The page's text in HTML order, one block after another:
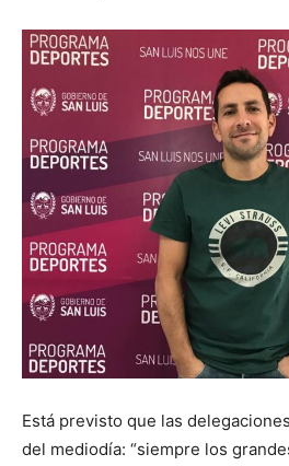
Está previsto que las
del mediodía: “siempre los